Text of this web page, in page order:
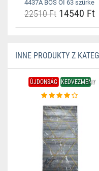
4437A BOS OI 63 szürke
22510 Ft14540 Ft
INNE PRODUKTY Z
ÚJDONSÁG KEDVEZMÉNY